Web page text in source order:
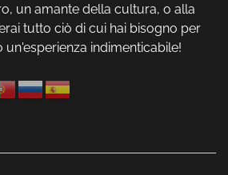
un amante della cultura, o alla
tutto ciò di cui hai bisogno per
indimenticabile!